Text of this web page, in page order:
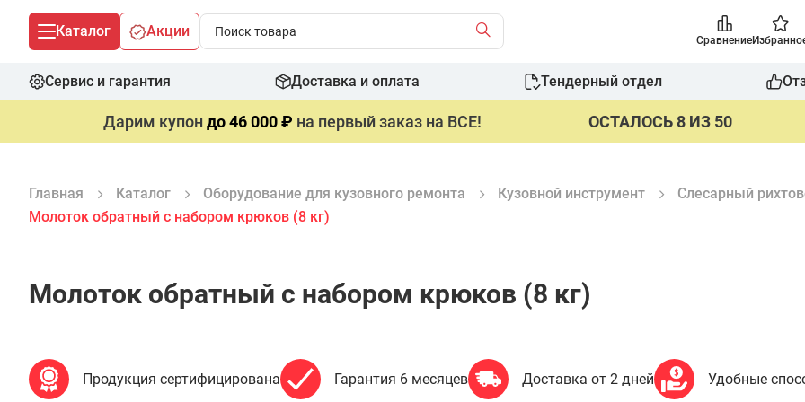
Каталог Акции
Сравнение
Сервис и гарантия Доставка и оплата Тендерный отдел
Дарим купондо 46 000 ₽ на первый заказ на ВСЕ! ОСТАЛОСЬ 8 ИЗ 50
Главная Каталог Оборудование для кузовного ремонта Кузовной инструмент
Слесарный
Молоток обратный с набором крюков (8 кг)
Молоток обратный с набором крюков (8 кг)
Продукция сертифицирована Гарантия 6 месяцев Доставка от 2 дней Удобные